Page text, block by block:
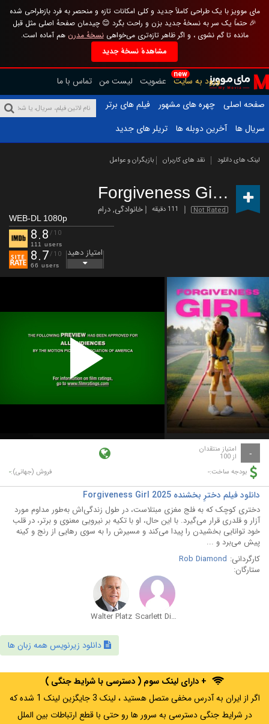
مای موویز با یک طراحی کاملاً جدید و کلی امکانات تازه و منحصر به فرد بازطراحی شده
🎉 حتماً یک سر به نسخهٔ جدید بزن و راحت بگرد 😊 چیدمان صفحهٔ اصلی مثل قبل
مانده تا گم نشوی ، و اگر ظاهر تازه‌تری می‌خواهینسخهٔ مدرن هم آماده است.
مشاهدهٔ نسخهٔ جدید
new
ورود به سایت عضویت لیست من تماس با ما
صفحه اصلی
چهره های مشهور
فیلم های برتر
سریال ها
آخرین دوبله ها تریلر های جدید
لینک های دانلود نقد های کاربران بازیگران و عوامل
Forgiveness Girl (2025)
Not Rated 111 دقیقه خانوادگی,درام
WEB-DL 1080p
8.8 /10
111 users
8.7/10
66 users
امتیاز دهید
Play
Video
- امتیاز منتقدان
از 100
بودجه ساخت:- فروش (جهانی):-
دانلود فیلم دخترِ بخشنده Forgiveness Girl 2025
دختری کوچک که به فلج مغزی مبتلاست، در طول زندگی‌اش به‌طور مداوم مورد
آزار و قلدری قرار می‌گیرد. با این حال، او با تکیه بر نیرویی معنوی و برتر، در قلب
خود توانایی بخشیدن را پیدا می‌کند و مسیرش را به سوی رهایی از رنج و کینه
پیش می‌برد و ...
کارگردانی: Rob Diamond
ستارگان:
Scarlett Diamond
Walter Platz
دانلود زیرنویس همه زبان ها
+ دارای لینک سوم ( دسترسی با شرایط جنگی )
اگر از ایران به آدرس مخفی متصل هستید ، لینک 3 جایگزین لینک 1 شده که
در شرایط جنگی دسترسی به سرور ها رو حتی با قطع ارتباطات بین الملل